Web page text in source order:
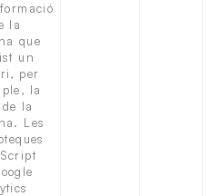
la
que
un
per
la
la
Les